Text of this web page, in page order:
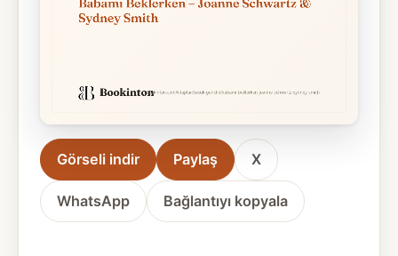
Görseli indir Paylaş X
WhatsApp Bağlantıyı kopyala